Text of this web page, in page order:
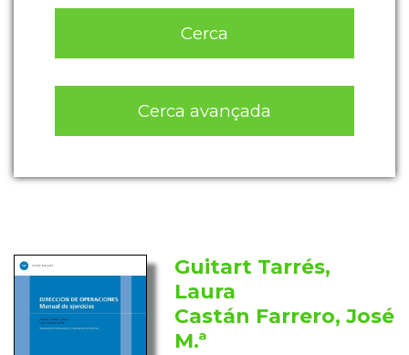
Cerca
Cerca avançada
Guitart Tarrés,
Laura
Castán Farrero, José
M.ª